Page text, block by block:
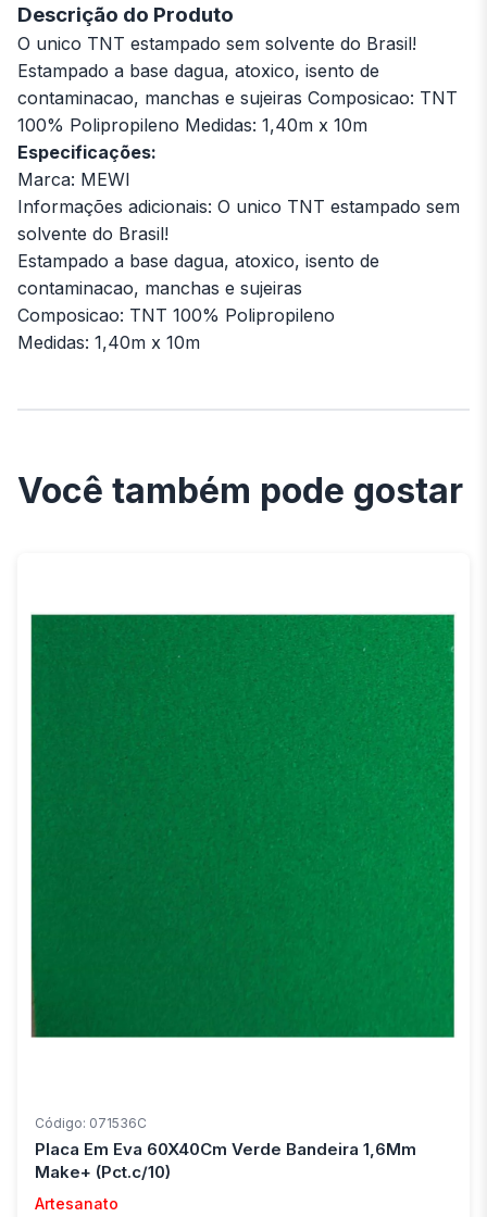
Descrição do Produto
O unico TNT estampado sem solvente do Brasil!
Estampado a base dagua, atoxico, isento de
contaminacao, manchas e sujeiras Composicao: TNT
100% Polipropileno Medidas: 1,40m x 10m
Especificações:
Marca: MEWI
Informações adicionais: O unico TNT estampado sem
solvente do Brasil!
Estampado a base dagua, atoxico, isento de
contaminacao, manchas e sujeiras
Composicao: TNT 100% Polipropileno
Medidas: 1,40m x 10m
Você também pode gostar
Código: 071536C
Placa Em Eva 60X40Cm Verde Bandeira 1,6Mm
Make+ (Pct.c/10)
Artesanato